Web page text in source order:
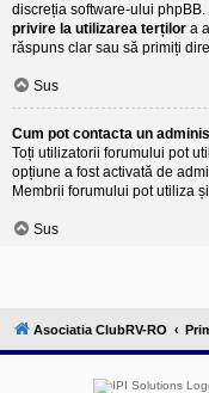
discreția software-ului
privire la utilizarea terților a
răspuns clar sau să primiți
Sus
Cum pot contacta un
Toți utilizatorii forumului pot
opțiune a fost activată de
Membrii forumului pot utiliza
Sus
Asociatia ClubRV-RO